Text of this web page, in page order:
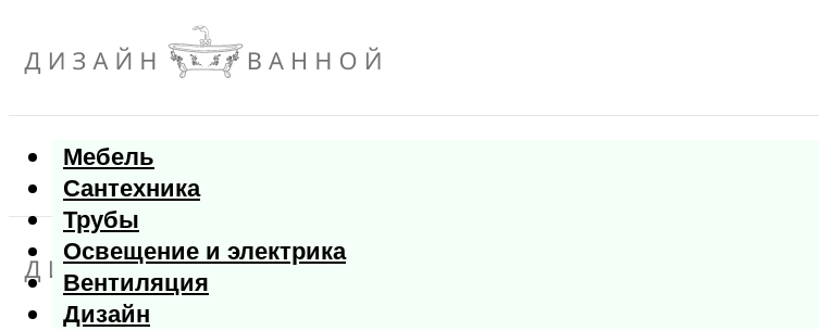
Мебель
Сантехника
Трубы
Освещение и электрика
Вентиляция
Дизайн